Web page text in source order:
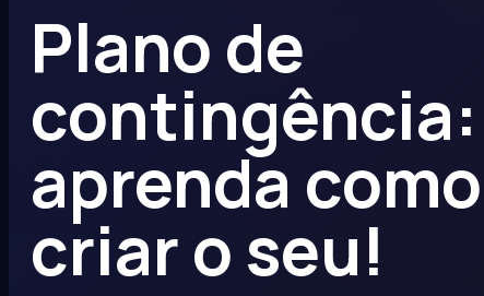
Plano de
contingência:
aprenda como
criar o seu!